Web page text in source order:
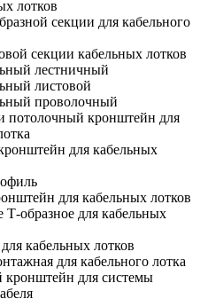
лотков
секции для кабельного
секции кабельных лотков
лестничный
листовой
проволочный
потолочный кронштейн для
для кабельных
для кабельных лотков
Т-образное для кабельных
кабельных лотков
для кабельного лотка
для системы